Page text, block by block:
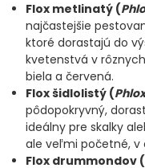
Flox metlinatý (
najčastejšie
ktoré dorastajú do
kvetenstvá v
biela a červená.
Flox šidlolistý (
pôdopokryvný,
ideálny pre skalky
ale veľmi početné, v
Flox drummondov (